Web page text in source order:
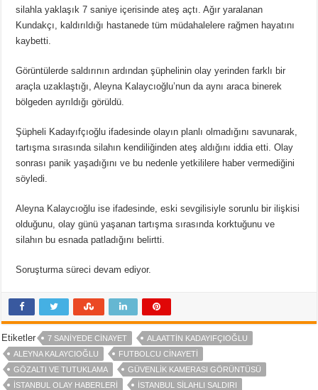
silahla yaklaşık 7 saniye içerisinde ateş açtı. Ağır yaralanan
Kundakçı, kaldırıldığı hastanede tüm müdahalelere rağmen hayatını
kaybetti.
Görüntülerde saldırının ardından şüphelinin olay yerinden farklı bir
araçla uzaklaştığı, Aleyna Kalaycıoğlu’nun da aynı araca binerek
bölgeden ayrıldığı görüldü.
Şüpheli Kadayıfçıoğlu ifadesinde olayın planlı olmadığını savunarak,
tartışma sırasında silahın kendiliğinden ateş aldığını iddia etti. Olay
sonrası panik yaşadığını ve bu nedenle yetkililere haber vermediğini
söyledi.
Aleyna Kalaycıoğlu ise ifadesinde, eski sevgilisiyle sorunlu bir ilişkisi
olduğunu, olay günü yaşanan tartışma sırasında korktuğunu ve
silahın bu esnada patladığını belirtti.
Soruşturma süreci devam ediyor.
Etiketler 7 SANIYEDE CINAYET
ALAATTIN KADAYIFÇIOĞLU
ALEYNA KALAYCIOĞLU
FUTBOLCU CINAYETI
GÖZALTI VE TUTUKLAMA
GÜVENLIK KAMERASI GÖRÜNTÜSÜ
İSTANBUL OLAY HABERLERI
İSTANBUL SILAHLI SALDIRI